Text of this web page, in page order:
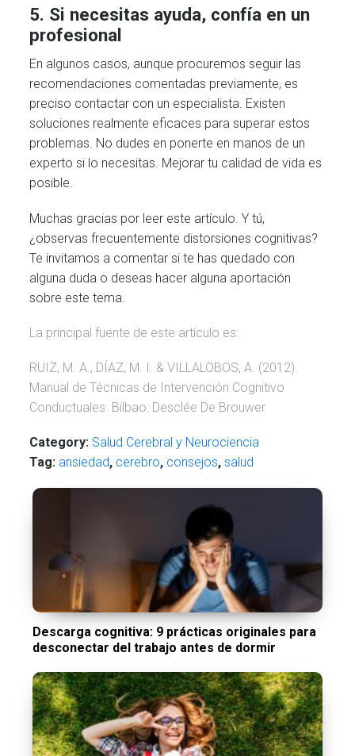
5. Si necesitas ayuda, confía en un
profesional
En algunos casos, aunque procuremos seguir las
recomendaciones comentadas previamente, es
preciso contactar con un especialista. Existen
soluciones realmente eficaces para superar estos
problemas. No dudes en ponerte en manos de un
experto si lo necesitas. Mejorar tu calidad de vida es
posible.
Muchas gracias por leer este artículo. Y tú,
¿observas frecuentemente distorsiones cognitivas?
Te invitamos a comentar si te has quedado con
alguna duda o deseas hacer alguna aportación
sobre este tema.
La principal fuente de este artículo es:
RUIZ, M. A., DÍAZ, M. I. & VILLALOBOS, A. (2012).
Manual de Técnicas de Intervención Cognitivo
Conductuales. Bilbao: Desclée De Brouwer
Category: Salud Cerebral y Neurociencia
Tag: ansiedad, cerebro, consejos,salud
Descarga cognitiva: 9 prácticas originales para
desconectar del trabajo antes de dormir